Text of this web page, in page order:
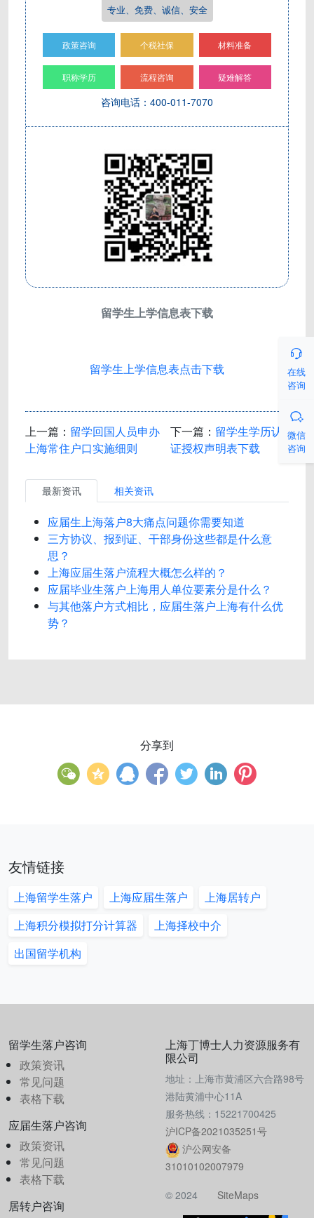
专业、免费、诚信、安全
政策咨询 个税社保 材料准备
职称学历 流程咨询 疑难解答
咨询电话：400-011-7070
留学生上学信息表下载
留学生上学信息表点击下载
上一篇： 留学回国人员申办
上海常住户口实施细则
下一篇： 留学生学历认
证授权声明表下载
最新资讯 相关资讯
应届生上海落户8大痛点问题你需要知道
三方协议、报到证、干部身份这些都是什么意
思？
上海应届生落户流程大概怎么样的？
应届毕业生落户上海用人单位要素分是什么？
与其他落户方式相比，应届生落户上海有什么优
势？
分享到
友情链接
上海留学生落户 上海应届生落户
上海居转户
上海积分模拟打分计算器
上海择校中介
出国留学机构
留学生落户咨询
政策资讯
常见问题
表格下载
应届生落户咨询
政策资讯
常见问题
表格下载
居转户咨询
上海丁博士人力资源服务有
限公司
地址：上海市黄浦区六合路98号
港陆黄浦中心11A
服务热线：15221700425
沪ICP备2021035251号
沪公网安备
31010102007979
© 2024 SiteMaps

在线
咨询

微信
咨询